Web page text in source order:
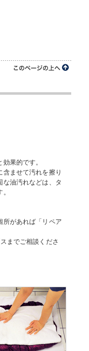
果的です。
ませて汚れを擦り
油汚れなどは、タ
所があれば「リペア
までご相談くださ